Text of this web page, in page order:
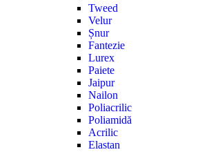
Tweed
Velur
Șnur
Fantezie
Lurex
Paiete
Jaipur
Nailon
Poliacrilic
Poliamidă
Acrilic
Elastan